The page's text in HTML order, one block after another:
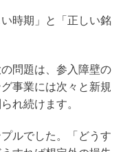
時期」と「正しい銘
問題は、参入障壁の
事業には次々と新規
れ続けます。
ルでした。「どうす